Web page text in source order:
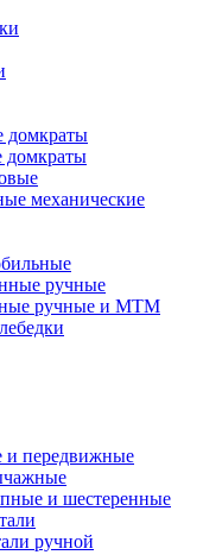
домкраты
домкраты
механические
ручные
ручные и МТМ
и передвижные
и шестеренные
ручной